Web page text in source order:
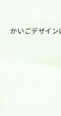
かいごデザイン